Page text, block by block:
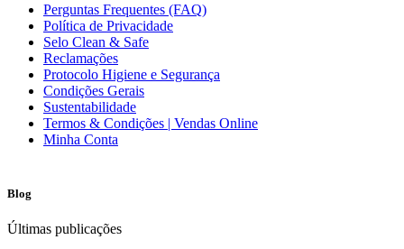
Perguntas Frequentes (FAQ)
Política de Privacidade
Selo Clean & Safe
Reclamações
Protocolo Higiene e Segurança
Condições Gerais
Sustentabilidade
Termos & Condições | Vendas Online
Minha Conta
Blog
Últimas publicações